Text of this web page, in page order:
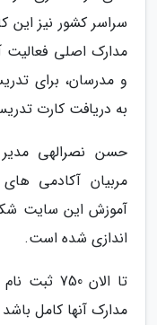
سراسر کشور نیز این
مدارک اصلی فعالیت
و مدرسان، برای
به دریافت کارت
حسن نصرالهی
مربیان آکادمی
آموزش این سایت
اندازی شده است.
تا الان
مدارک آنها کامل